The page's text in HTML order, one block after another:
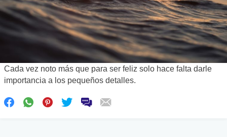
Cada vez noto más que para ser feliz solo hace falta darle
importancia a los pequeños detalles.